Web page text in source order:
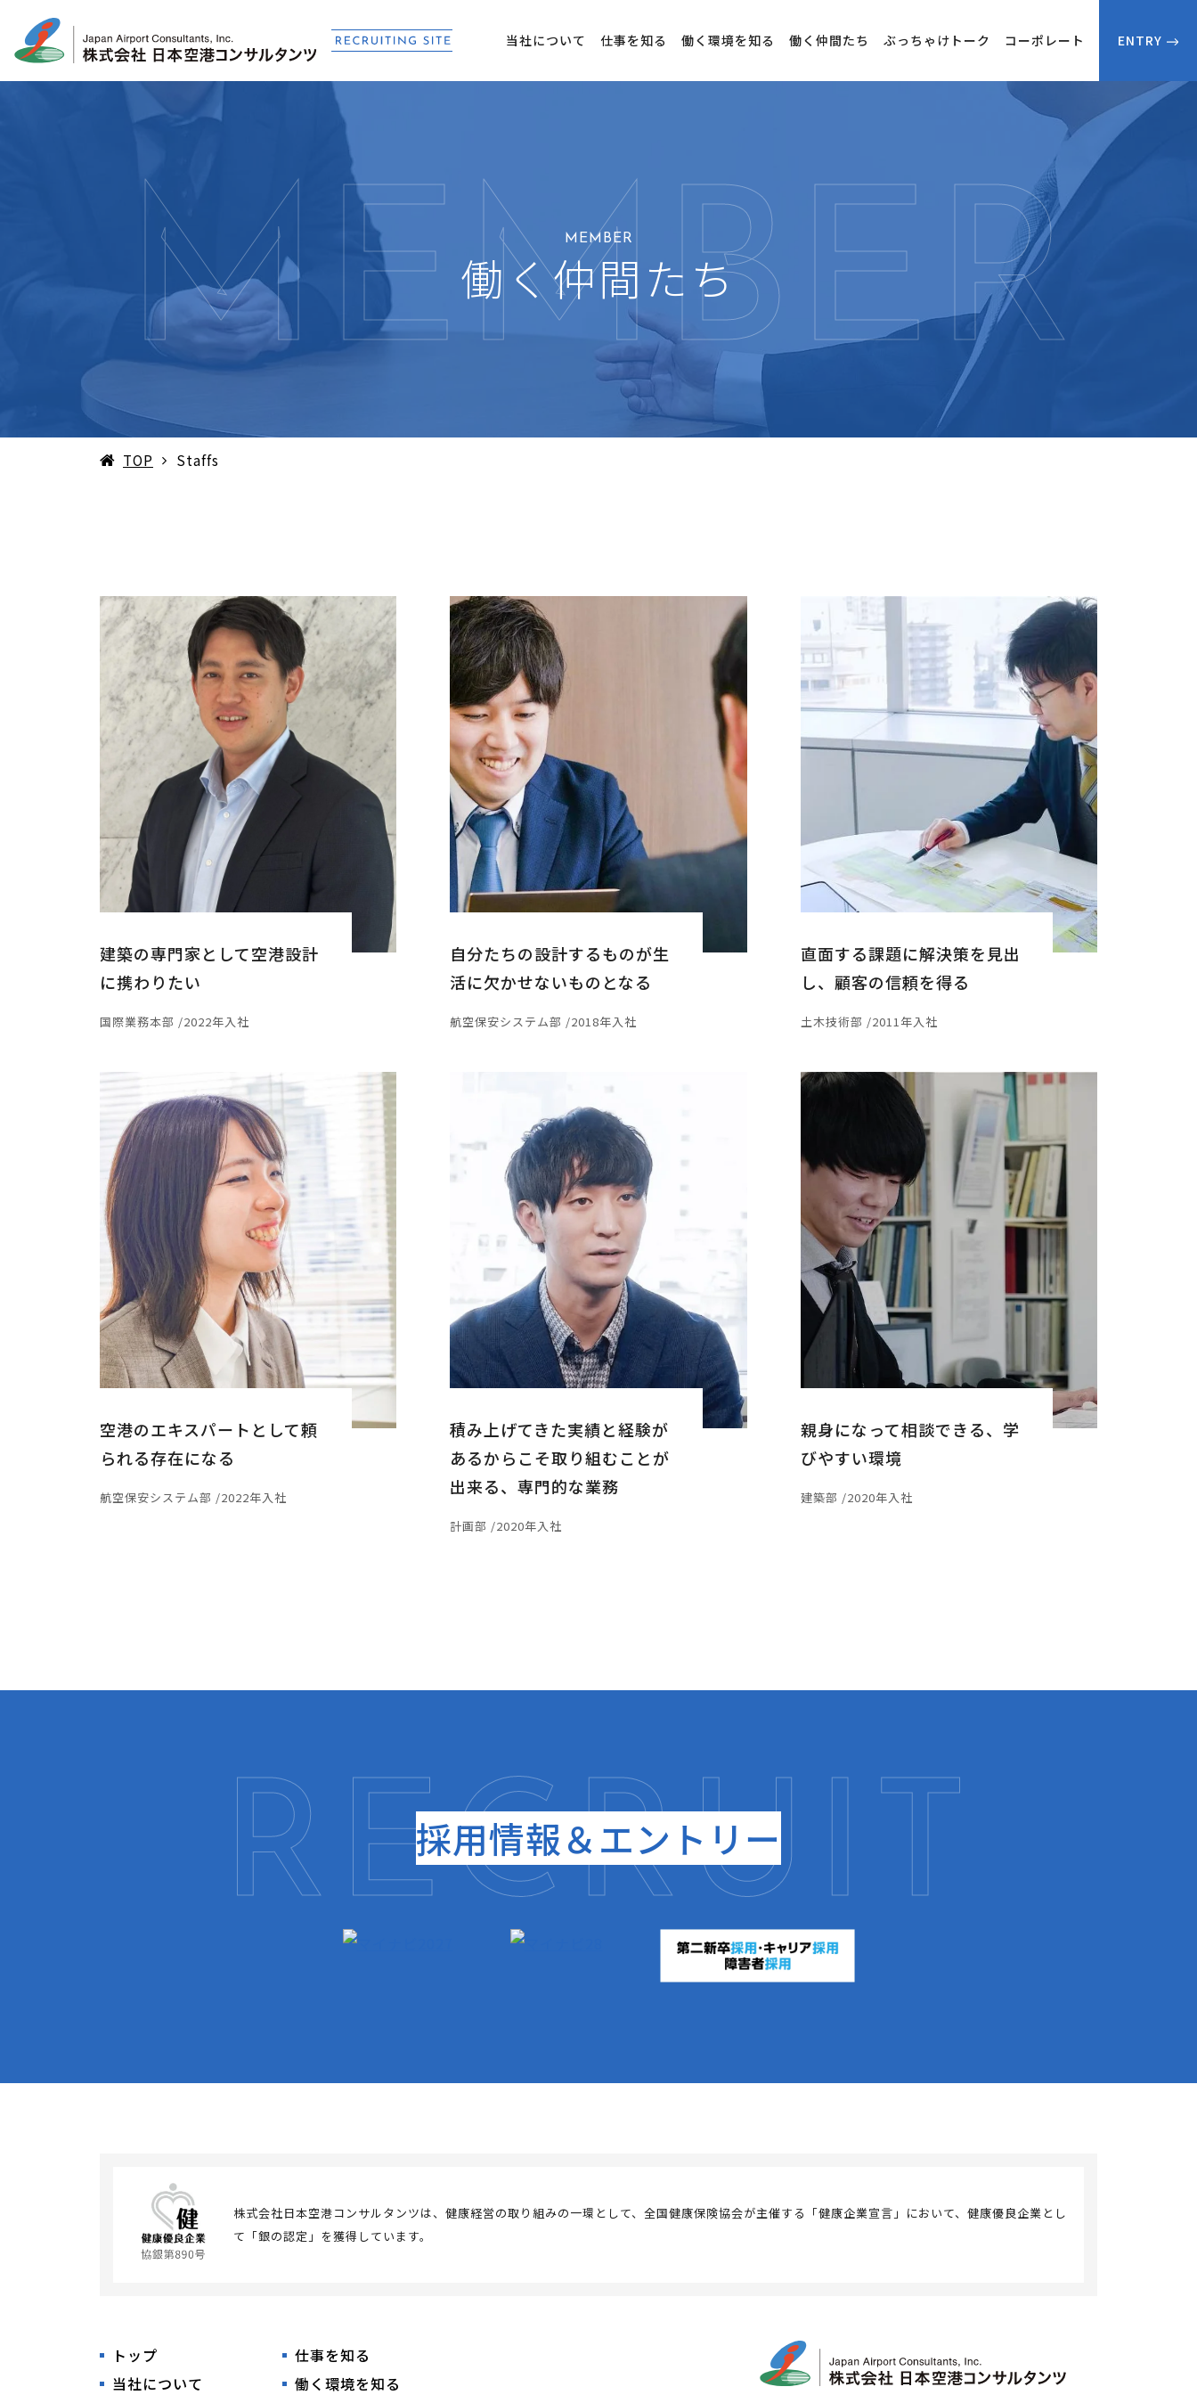
当社について 仕事を知る 働く環境を知る 働く仲間たち ぶっちゃけトーク コーポレート ENTRY
働く仲間たち
MEMBER
TOP Staffs
建築の専門家として空港設計
に携わりたい
国際業務本部 /2022年入社
自分たちの設計するものが生
活に欠かせないものとなる
航空保安システム部 /2018年入社
直面する課題に解決策を見出
し、顧客の信頼を得る
土木技術部 /2011年入社
空港のエキスパートとして頼
られる存在になる
航空保安システム部 /2022年入社
積み上げてきた実績と経験が
あるからこそ取り組むことが
出来る、専門的な業務
計画部 /2020年入社
親身になって相談できる、学
びやすい環境
建築部 /2020年入社
採用情報＆エントリー
株式会社日本空港コンサルタンツは、健康経営の取り組みの一環として、全国健康保険協会が主催する「健康企業宣言」において、健康優良企業とし
て「銀の認定」を獲得しています。
トップ
当社について
仕事を知る
働く環境を知る